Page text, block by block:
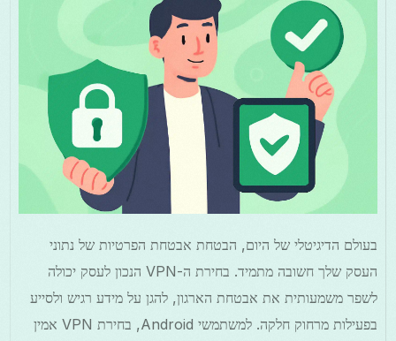
עברית
בעולם הדיגיטלי של היום, הבטחת אבטחת הפרטיות של נתוני
העסק שלך חשובה מתמיד. בחירת ה-VPN הנכון לעסק יכולה
לשפר משמעותית את אבטחת הארגון, להגן על מידע רגיש ולסייע
בפעילות מרחוק חלקה. למשתמשי Android, בחירת VPN אמין